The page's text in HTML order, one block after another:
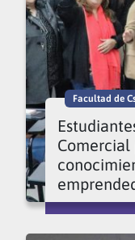
Facultad de
Comercial